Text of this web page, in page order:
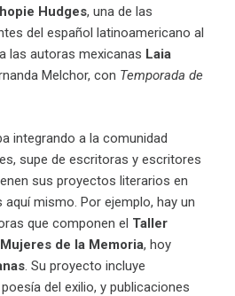
Hudges, una de las
del español latinoamericano al
las autoras mexicanas Laia
Melchor, con Temporada de
a la comunidad
supe de escritoras y escritores
sus proyectos literarios en
mismo. Por ejemplo, hay un
que componen el Taller
de la Memoria, hoy
. Su proyecto incluye
del exilio, y publicaciones